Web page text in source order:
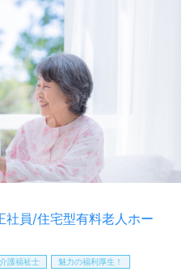
支援を行うウィルオブ介護で
相談が可能で、転職活動に
ます。非公開求人も取り扱
トと共にあなたのキャリア
わせをお待ちしております。
員/住宅型有料老人ホー
介護福祉士 魅力の福利厚生！